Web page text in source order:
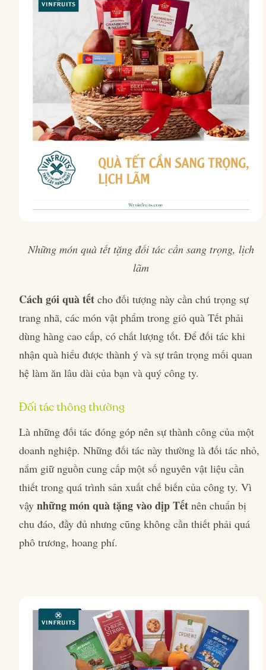
Những món quà tết tặng đối tác cần sang trọng, lịch
lãm
Cách gói quà tết cho đối tượng này cần chú trọng sự
trang nhã, các món vật phẩm trong giỏ quà Tết phải
dùng hàng cao cấp, có chất lượng tốt. Để đối tác khi
nhận quà hiểu được thành ý và sự trân trọng mối quan
hệ làm ăn lâu dài của bạn và quý công ty.
Đối tác thông thường
Là những đối tác đóng góp nên sự thành công của một
doanh nghiệp. Những đối tác này thường là đối tác nhỏ,
nắm giữ nguồn cung cấp một số nguyên vật liệu cần
thiết trong quá trình sản xuất chế biến của công ty. Vì
vậy những món quà tặng vào dịp Tết nên chuẩn bị
chu đáo, đầy đủ nhưng cũng không cần thiết phải quá
phô trương, hoang phí.